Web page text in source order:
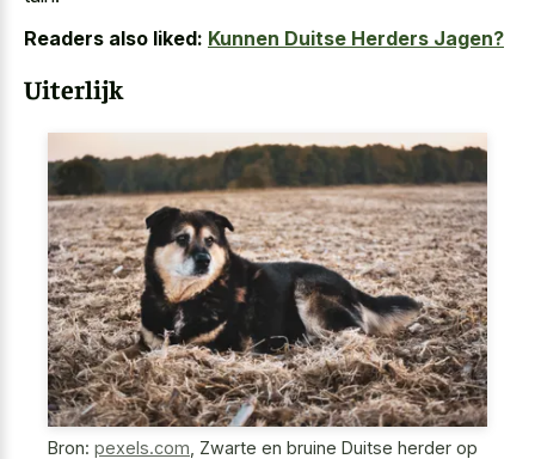
Readers also liked: Kunnen Duitse Herders Jagen?
Uiterlijk
Bron: pexels.com Zwarte en bruine Duitse herder op